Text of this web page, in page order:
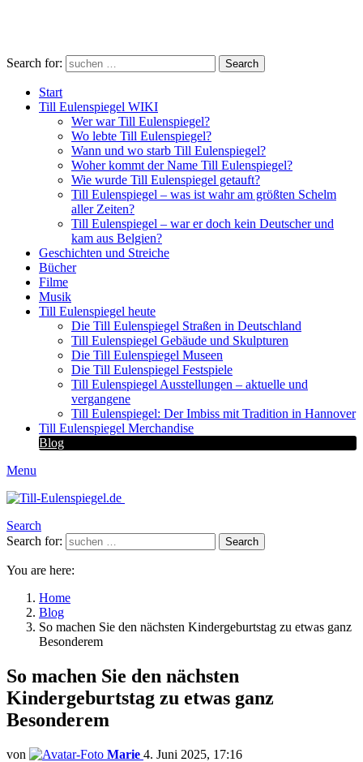
Search for: Search
Start
Till Eulenspiegel WIKI
Wer war Till Eulenspiegel?
Wo lebte Till Eulenspiegel?
Wann und wo starb Till Eulenspiegel?
Woher kommt der Name Till Eulenspiegel?
Wie wurde Till Eulenspiegel getauft?
Till Eulenspiegel – was ist wahr am größten Schelm
aller Zeiten?
Till Eulenspiegel – war er doch kein Deutscher und
kam aus Belgien?
Geschichten und Streiche
Bücher
Filme
Musik
Till Eulenspiegel heute
Die Till Eulenspiegel Straßen in Deutschland
Till Eulenspiegel Gebäude und Skulpturen
Die Till Eulenspiegel Museen
Die Till Eulenspiegel Festspiele
Till Eulenspiegel Ausstellungen – aktuelle und
vergangene
Till Eulenspiegel: Der Imbiss mit Tradition in Hannover
Till Eulenspiegel Merchandise
Blog
Menu
Search
Search for:
Search
You are here:
Home
Blog
So machen Sie den nächsten Kindergeburtstag zu etwas ganz
Besonderem
So machen Sie den nächsten
Kindergeburtstag zu etwas ganz
Besonderem
von Marie 4. Juni 2025, 17:16